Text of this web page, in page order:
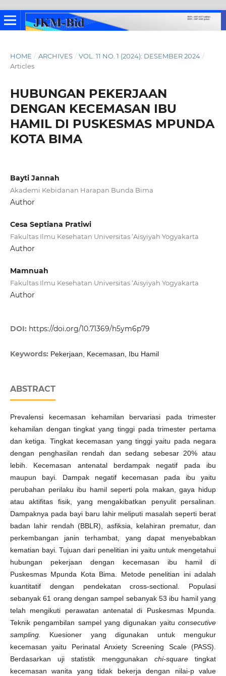
HOME / ARCHIVES / VOL. 11 NO. 1 (2024): DESEMBER 2024 /
Articles
HUBUNGAN PEKERJAAN
DENGAN KECEMASAN IBU
HAMIL DI PUSKESMAS MPUNDA
KOTA BIMA
Bayti Jannah
Akademi Kebidanan Harapan Bunda Bima
Author
Cesa Septiana Pratiwi
Fakultas Ilmu Kesehatan Universitas ‘Aisyiyah Yogyakarta
Author
Mamnuah
Fakultas Ilmu Kesehatan Universitas ‘Aisyiyah Yogyakarta
Author
DOI: https://doi.org/10.71369/h5ym6p79
Keywords: Pekerjaan, Kecemasan, Ibu Hamil
ABSTRACT
Prevalensi kecemasan kehamilan bervariasi pada trimester
kehamilan dengan tingkat yang tinggi pada trimester pertama
dan ketiga. Tingkat kecemasan yang tinggi yaitu pada negara
dengan penghasilan rendah dan sedang sebesar 20% atau
lebih. Kecemasan antenatal berdampak negatif pada ibu
maupun bayi. Dampak negatif kecemasan pada ibu yaitu
perubahan perilaku ibu hamil seperti pola makan, gaya hidup
atau aktifitas fisik, yang mengakibatkan penyulit persalinan.
Dampaknya pada bayi baru lahir meliputi masalah seperti berat
badan lahir rendah (BBLR), asfiksia, kelahiran prematur, dan
perkembangan janin terhambat, yang dapat menyebabkan
kematian bayi. Tujuan dari penelitian ini yaitu untuk mengetahui
hubungan pekerjaan dengan kecemasan ibu hamil di
Puskesmas Mpunda Kota Bima. Metode penelitian ini adalah
kuantitatif dengan pendekatan cross-sectional. Populasi
sebanyak 61 orang dengan sampel sebanyak 53 ibu hamil yang
telah mengikuti perawatan antenatal di Puskesmas Mpunda.
Teknik pengambilan sampel yang digunakan yaituconsecutive
sampling.
Kuesioner yang digunakan untuk mengukur
kecemasan yaitu Perinatal Anxiety Screening Scale (PASS).
Berdasarkan uji statistik menggunakan chi-squaretingkat
kecemasan wanita yang tidak bekerja dengan nilai-p value